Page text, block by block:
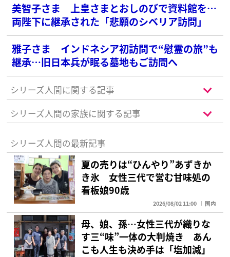
美智子さま 上皇さまとおしのびで資料館を…
両陛下に継承された「悲願のシベリア訪問」
雅子さま インドネシア初訪問で“慰霊の旅”も
継承…旧日本兵が眠る墓地もご訪問へ
シリーズ人間に関する記事
シリーズ人間の家族に関する記事
シリーズ人間の最新記事
夏の売りは“ひんやり”あずきか
き氷 女性三代で営む甘味処の
看板娘90歳
2026/08/02 11:00 国内
母、娘、孫…女性三代が織りな
す三“味”一体の大判焼き あん
こも人生も決め手は「塩加減」